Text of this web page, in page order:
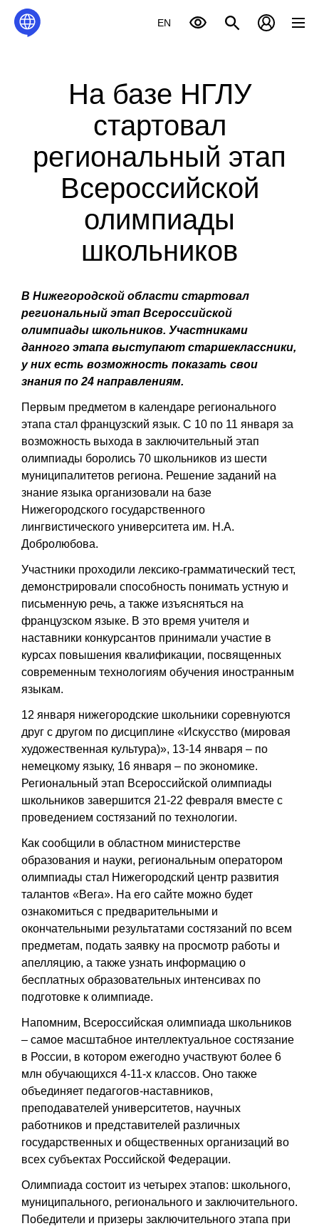
EN
На базе НГЛУ
стартовал
региональный этап
Всероссийской
олимпиады
школьников
В Нижегородской области стартовал
региональный этап Всероссийской
олимпиады школьников. Участниками
данного этапа выступают старшеклассники,
у них есть возможность показать свои
знания по 24 направлениям.
Первым предметом в календаре регионального
этапа стал французский язык. С 10 по 11 января за
возможность выхода в заключительный этап
олимпиады боролись 70 школьников из шести
муниципалитетов региона. Решение заданий на
знание языка организовали на базе
Нижегородского государственного
лингвистического университета им. Н.А.
Добролюбова.
Участники проходили лексико-грамматический тест,
демонстрировали способность понимать устную и
письменную речь, а также изъясняться на
французском языке. В это время учителя и
наставники конкурсантов принимали участие в
курсах повышения квалификации, посвященных
современным технологиям обучения иностранным
языкам.
12 января нижегородские школьники соревнуются
друг с другом по дисциплине «Искусство (мировая
художественная культура)», 13-14 января – по
немецкому языку, 16 января – по экономике.
Региональный этап Всероссийской олимпиады
школьников завершится 21-22 февраля вместе с
проведением состязаний по технологии.
Как сообщили в областном министерстве
образования и науки, региональным оператором
олимпиады стал Нижегородский центр развития
талантов «Вега». На его сайте можно будет
ознакомиться с предварительными и
окончательными результатами состязаний по всем
предметам, подать заявку на просмотр работы и
апелляцию, а также узнать информацию о
бесплатных образовательных интенсивах по
подготовке к олимпиаде.
Напомним, Всероссийская олимпиада школьников
– самое масштабное интеллектуальное состязание
в России, в котором ежегодно участвуют более 6
млн обучающихся 4-11-х классов. Оно также
объединяет педагогов-наставников,
преподавателей университетов, научных
работников и представителей различных
государственных и общественных организаций во
всех субъектах Российской Федерации.
Олимпиада состоит из четырех этапов: школьного,
муниципального, регионального и заключительного.
Победители и призеры заключительного этапа при